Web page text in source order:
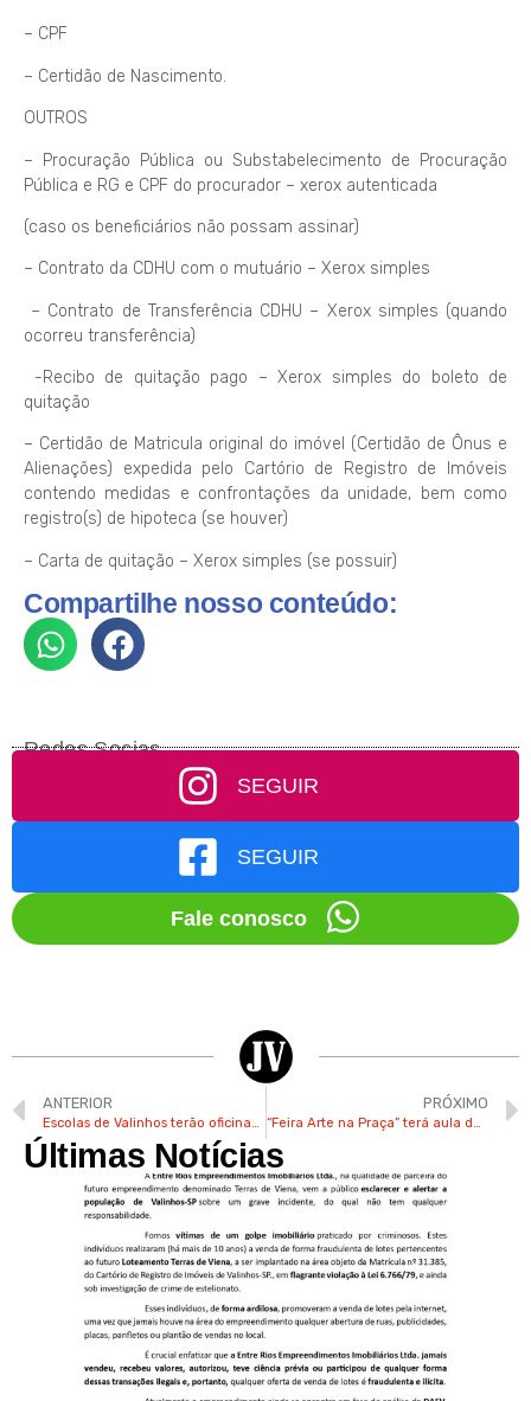
– CPF
– Certidão de Nascimento.
OUTROS
– Procuração Pública ou Substabelecimento de Procuração
Pública e RG e CPF do procurador – xerox autenticada
(caso os beneficiários não possam assinar)
– Contrato da CDHU com o mutuário – Xerox simples
– Contrato de Transferência CDHU – Xerox simples (quando
ocorreu transferência)
-Recibo de quitação pago – Xerox simples do boleto de
quitação
– Certidão de Matricula original do imóvel (Certidão de Ônus e
Alienações) expedida pelo Cartório de Registro de Imóveis
contendo medidas e confrontações da unidade, bem como
registro(s) de hipoteca (se houver)
– Carta de quitação – Xerox simples (se possuir)
Compartilhe nosso conteúdo:
Redes Socias
SEGUIR
SEGUIR
Fale conosco
ANTERIOR
Escolas de Valinhos terão oficinas sobre segurança digital
PRÓXIMO
“Feira Arte na Praça” terá aula de fitdance e recreação em Valinhos
Últimas Notícias